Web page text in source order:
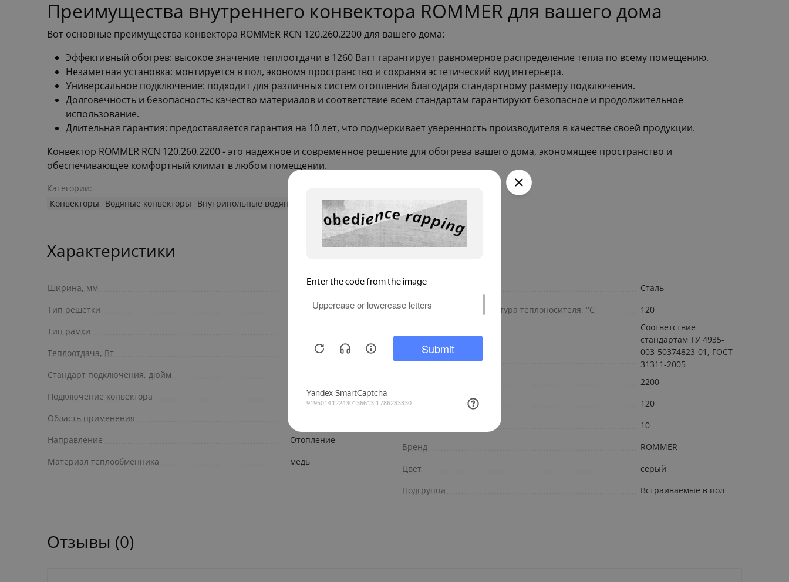
Преимущества внутреннего конвектора ROMMER для вашего дома
Вот основные преимущества конвектора ROMMER RCN 120.260.2200 для вашего дома:
Эффективный обогрев: высокое значение теплоотдачи в 1260 Ватт гарантирует равномерное распределение тепла по всему помещению.
Незаметная установка: монтируется в пол, экономя пространство и сохраняя эстетический вид интерьера.
Универсальное подключение: подходит для различных систем отопления благодаря стандартному размеру подключения.
Долговечность и безопасность: качество материалов и соответствие всем стандартам гарантируют безопасное и продолжительное
использование.
Длительная гарантия: предоставляется гарантия на 10 лет, что подчеркивает уверенность производителя в качестве своей продукции.
Конвектор ROMMER RCN 120.260.2200 - это надежное и современное решение для обогрева вашего дома, экономящее пространство и
обеспечивающее комфортный климат в любом помещении.
Категории:
Конвекторы
Водяные конвекторы Внутрипольные водяные конвекторы
Характеристики
Ширина, мм
Тип решетки
Роликовая
Тип рамки
Теплоотдача, Вт
Стандарт подключения, дюйм
Подключение конвектора
Универсальное
Область применения
Направление
Отопление
Материал теплообменника
медь
Материал корпуса
Сталь
Максимальная температура теплоносителя, °С
120
Дополнительно
Соответствие
стандартам ТУ 4935-
003-50374823-01, ГОСТ
31311-2005
2200
Глубина, мм
120
10
Бренд
ROMMER
Цвет
серый
Подгруппа
Встраиваемые в пол
Отзывы (0)